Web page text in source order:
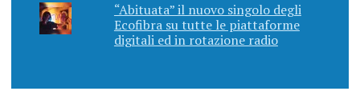
“Abituata” il nuovo singolo degli
Ecofibra su tutte le piattaforme
digitali ed in rotazione radio